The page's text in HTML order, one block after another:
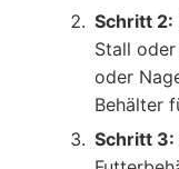
Schritt 2:
Stall
oder
Behälter
Schritt 3: